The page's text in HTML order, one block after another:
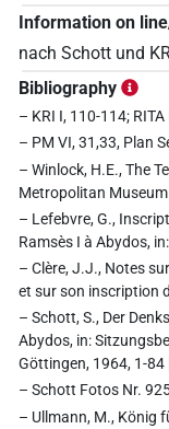
Information on
nach Schott und
Bibliography
– KRI I, 110-114;
– PM VI, 31,33, Plan
– Winlock, H.E., The
Metropolitan
– Lefebvre, G.,
Ramsès I à Abydos,
– Clère, J.J., Notes
et sur son inscription
– Schott, S., Der
Abydos, in:
Göttingen, 1964, 1-84
– Schott Fotos Nr.
– Ullmann, M., König